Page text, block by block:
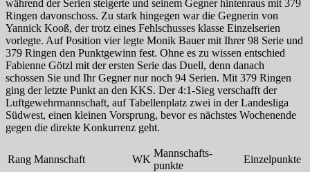
während der Serien steigerte und seinem Gegner hintenraus mit 379
Ringen davonschoss. Zu stark hingegen war die Gegnerin von
Yannick Kooß, der trotz eines Fehlschusses klasse Einzelserien
vorlegte. Auf Position vier legte Monik Bauer mit Ihrer 98 Serie und
379 Ringen den Punktgewinn fest. Ohne es zu wissen entschied
Fabienne Götzl mit der ersten Serie das Duell, denn danach
schossen Sie und Ihr Gegner nur noch 94 Serien. Mit 379 Ringen
ging der letzte Punkt an den KKS. Der 4:1-Sieg verschafft der
Luftgewehrmannschaft, auf Tabellenplatz zwei in der Landesliga
Südwest, einen kleinen Vorsprung, bevor es nächstes Wochenende
gegen die direkte Konkurrenz geht.
Rang Mannschaft WK
Mannschafts-
punkte
Einzelpunkte